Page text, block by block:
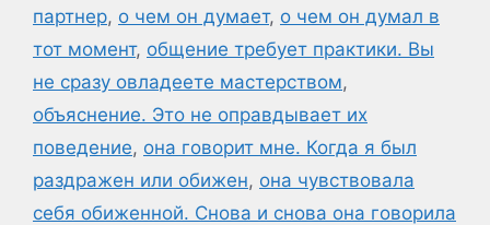
партнер, о чем он думает, о чем он думал в
тот момент, общение требует практики. Вы
не сразу овладеете мастерством,
объяснение. Это не оправдывает их
поведение, она говорит мне. Когда я был
раздражен или обижен, она чувствовала
себя обиженной. Снова и снова она говорила